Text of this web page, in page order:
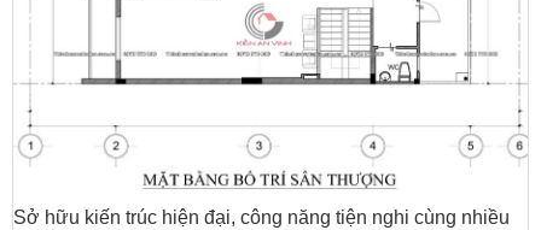
Sở hữu kiến trúc hiện đại, công năng tiện nghi cùng nhiều